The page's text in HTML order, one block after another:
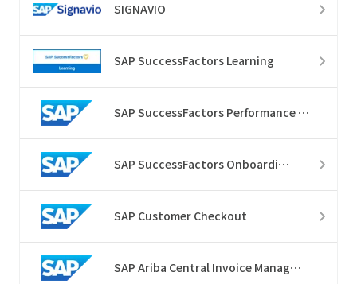
SIGNAVIO
SAP SuccessFactors Learning
SAP SuccessFactors Performance & Goals
SAP SuccessFactors Onboarding
SAP Customer Checkout
SAP Ariba Central Invoice Management​